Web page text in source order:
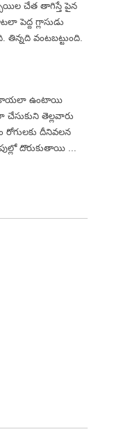
చేత తాగిస్తే పైన
పెద్ద గ్లాసుడు
తిన్నది వంటబట్టుంది.
కాయలా ఉంటాయి
తెల్లవారు
దీనివలన
దొరుకుతాయి ...